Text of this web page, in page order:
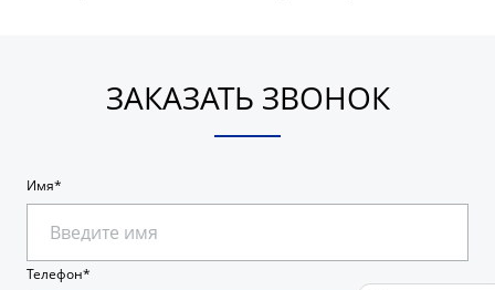
ЗАКАЗАТЬ ЗВОНОК
Имя
Телефон